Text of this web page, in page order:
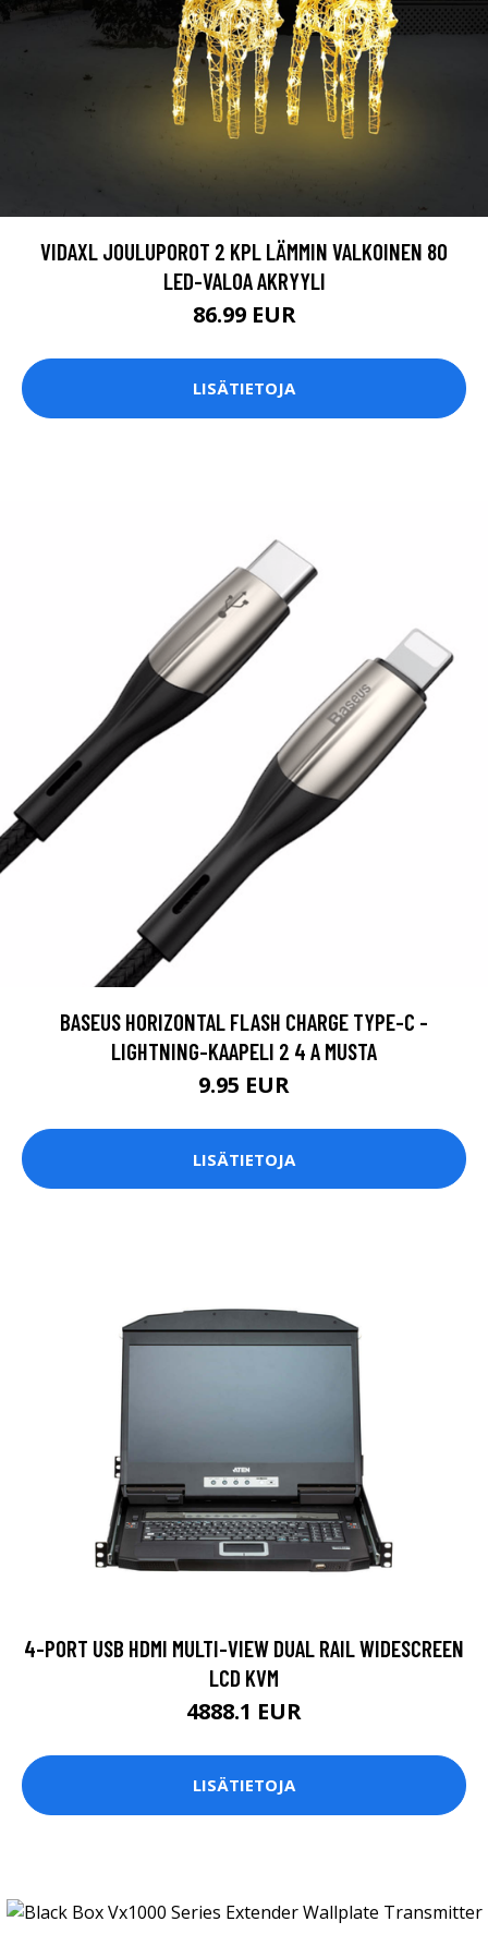
VIDAXL JOULUPOROT 2 KPL LÄMMIN VALKOINEN 80
LED-VALOA AKRYYLI
86.99 EUR
LISÄTIETOJA
BASEUS HORIZONTAL FLASH CHARGE TYPE-C -
LIGHTNING-KAAPELI 2 4 A MUSTA
9.95 EUR
LISÄTIETOJA
4-PORT USB HDMI MULTI-VIEW DUAL RAIL WIDESCREEN
LCD KVM
4888.1 EUR
LISÄTIETOJA